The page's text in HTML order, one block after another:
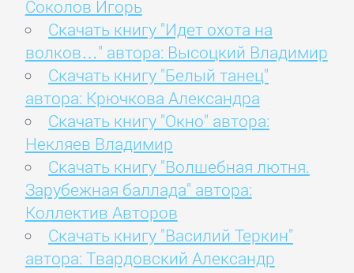
Соколов Игорь
Скачать книгу "Идет охота на
волков…" автора: Высоцкий Владимир
Скачать книгу "Белый танец"
автора: Крючкова Александра
Скачать книгу "Окно" автора:
Некляев Владимир
Скачать книгу "Волшебная лютня.
Зарубежная баллада" автора:
Коллектив Авторов
Скачать книгу "Василий Теркин"
автора: Твардовский Александр